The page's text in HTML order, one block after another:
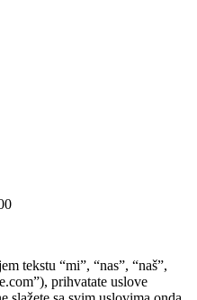
tekstu “mi”, “nas”, “naš”,
prihvatate uslove